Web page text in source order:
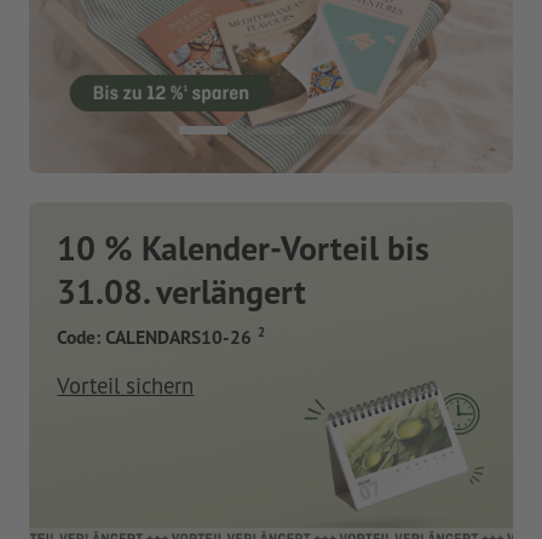
10 % Kalender-Vorteil bis
31.08. verlängert
Code: CALENDARS10-26 2
Vorteil sichern